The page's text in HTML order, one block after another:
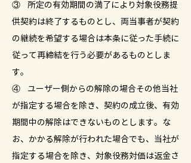
③ 所定の有効期間の満了により対象役務提
供契約は終了するものとし、両当事者が契約
の継続を希望する場合は本条に従った手続に
従って再締結を行う必要があるものとしま
す。
④ ユーザー側からの解除の場合その他当社
が指定する場合を除き、契約の成立後、有効
期間中の解除はできないものとします。な
お、かかる解除が行われた場合でも、当社が
指定する場合を除き、対象役務対価は返金さ